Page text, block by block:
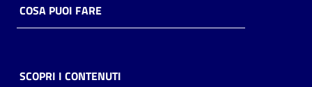
Piani
COSA PUOI FARE
SCOPRI I CONTENUTI